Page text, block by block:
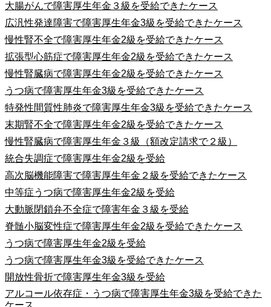
大腸がんで障害厚生年金３級を受給できたケース
広汎性発達障害で障害厚生年金3級を受給できたケース
慢性腎不全で障害厚生年金2級を受給できたケース
拡張型心筋症で障害厚生年金2級を受給できたケース
慢性腎臓病で障害厚生年金2級を受給できたケース
うつ病で障害厚生年金3級を受給できたケース
特発性間質性肺炎で障害厚生年金3級を受給できたケース
末期腎不全で障害厚生年金2級を受給できたケース
慢性腎臓病で障害厚生年金３級（額改定請求で２級）
統合失調症で障害厚生年金2級を受給
高次脳機能障害で障害厚生年金２級を受給できたケース
中等症うつ病で障害厚生年金2級を受給
大動脈閉鎖弁不全症で障害年金３級を受給
脊髄小脳変性症で障害厚生年金2級を受給できたケース
うつ病で障害厚生年金2級を受給
うつ病で障害厚生年金3級を受給できたケース
開放性骨折で障害厚生年金3級を受給
アルコール依存症・うつ病で障害厚生年金3級を受給できた